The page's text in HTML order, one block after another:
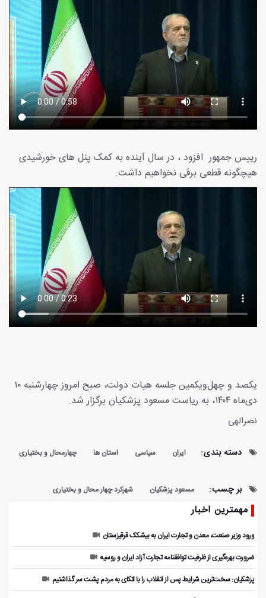
رییس جمهور افزود ، در سال آینده به کمک پنل های خورشیدی
هیچگونه قطعی برقی نخواهیم داشت.
یکصد و چهل‌ویکمین جلسه هیات دولت، صبح امروز چهارشنبه ۱۰
دی‌ماه ۱۴۰۴، به ریاست مسعود پزشکیان برگزار شد.
نصرالهی
دسته بندی: ایران سیاسی استان ها چهارمحال و بختیاری
بر چسب: مسعود پزشکیان شهرکرد چهار محال و بختیاری
مهمترین اخبار
ورود وزیر صنعت، معدن و تجارت ایران به بیشکک قرقیزستان
ضرورت بهره‌گیری از ظرفیت توافقنامه تجارت آزاد ایران و روسیه
پزشکیان: سخت‌ترین شرایط پس از انقلاب را با اتکای به مردم پشت سر گذاشتیم